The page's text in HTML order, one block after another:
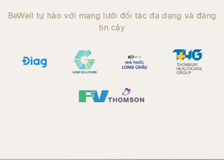
BeWell tự hào với mạng lưới đối tác đa dạng và đáng
tin cậy